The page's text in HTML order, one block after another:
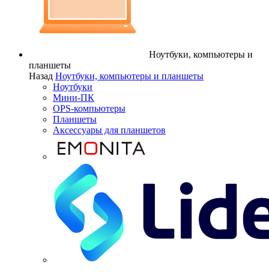
Ноутбуки, компьютеры и
планшеты
Назад Ноутбуки, компьютеры и планшеты
Ноутбуки
Мини-ПК
OPS-компьютеры
Планшеты
Аксессуары для планшетов